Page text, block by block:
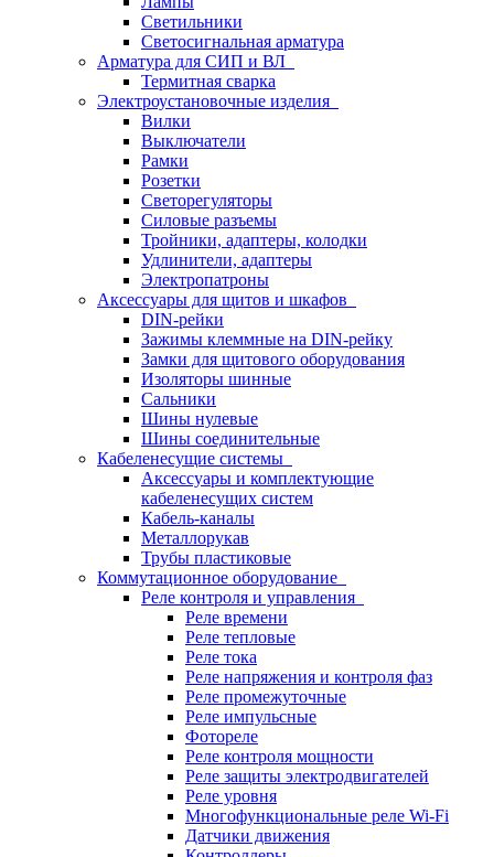
Светильники
Светосигнальная арматура
Арматура для СИП и ВЛ
Термитная сварка
Электроустановочные изделия
Вилки
Выключатели
Рамки
Розетки
Светорегуляторы
Силовые разъемы
Тройники, адаптеры, колодки
Удлинители, адаптеры
Электропатроны
Аксессуары для щитов и шкафов
DIN-рейки
Зажимы клеммные на DIN-рейку
Замки для щитового оборудования
Изоляторы шинные
Сальники
Шины нулевые
Шины соединительные
Кабеленесущие системы
Аксессуары и комплектующие
кабеленесущих систем
Кабель-каналы
Металлорукав
Трубы пластиковые
Коммутационное оборудование
Реле контроля и управления
Реле времени
Реле тепловые
Реле тока
Реле напряжения и контроля фаз
Реле промежуточные
Реле импульсные
Фотореле
Реле контроля мощности
Реле защиты электродвигателей
Реле уровня
Многофункциональные реле Wi-Fi
Датчики движения